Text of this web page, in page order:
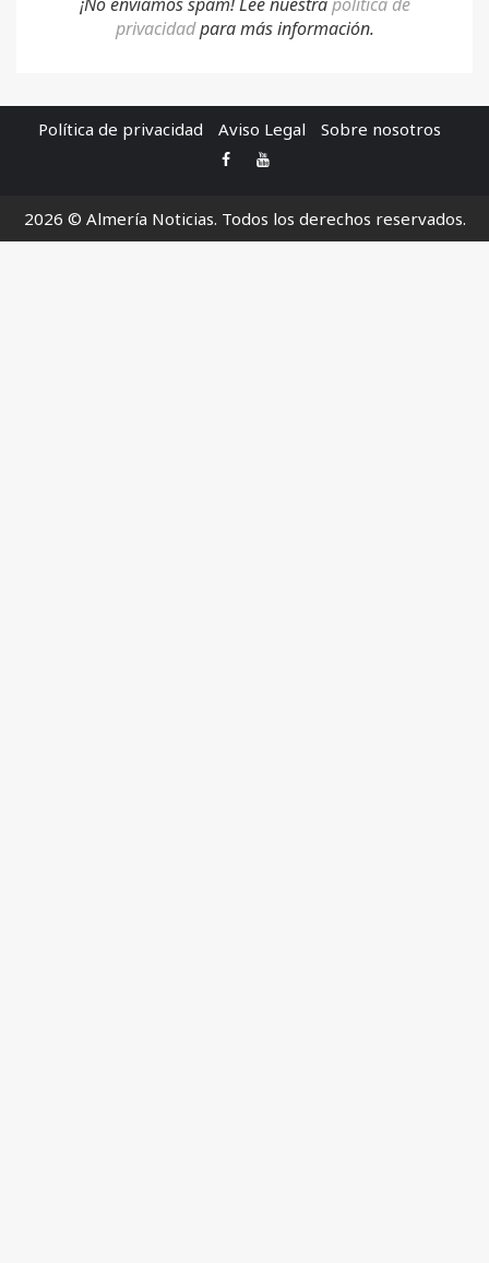
privacidadpara más información.
Política de privacidad Aviso Legal Sobre nosotros
Facebook
Youtube
2026 © Almería Noticias. Todos los derechos reservados.